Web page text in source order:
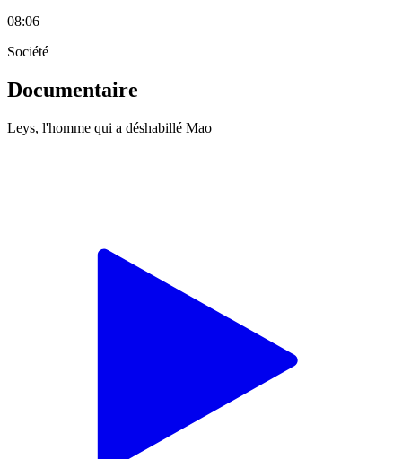
08:06
Société
Documentaire
Leys, l'homme qui a déshabillé Mao